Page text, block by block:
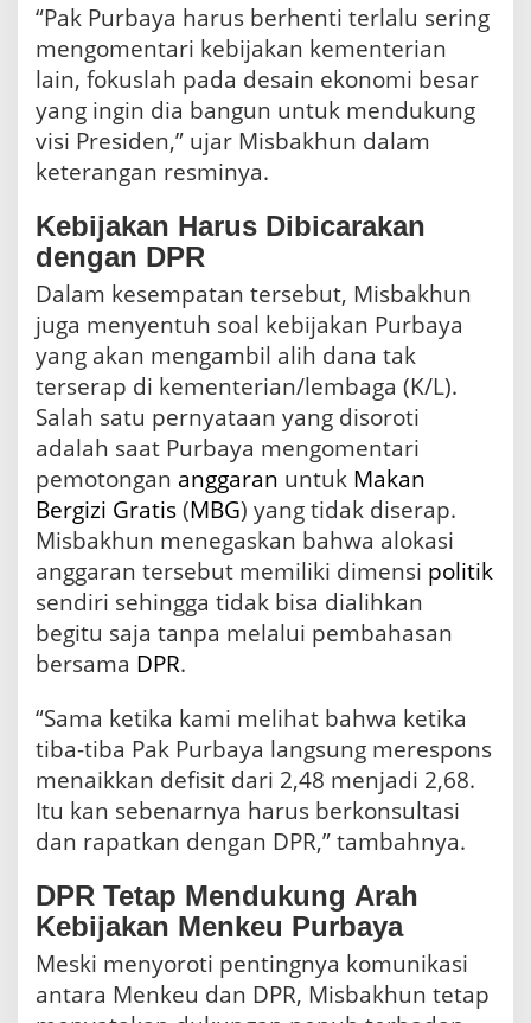
“Pak Purbaya harus berhenti terlalu sering
mengomentari kebijakan kementerian
lain, fokuslah pada desain ekonomi besar
yang ingin dia bangun untuk mendukung
visi Presiden,” ujar Misbakhun dalam
keterangan resminya.
Kebijakan Harus Dibicarakan
dengan DPR
Dalam kesempatan tersebut, Misbakhun
juga menyentuh soal kebijakan Purbaya
yang akan mengambil alih dana tak
terserap di kementerian/lembaga (K/L).
Salah satu pernyataan yang disoroti
adalah saat Purbaya mengomentari
pemotongan anggaran untuk Makan
Bergizi Gratis(MBG) yang tidak diserap.
Misbakhun menegaskan bahwa alokasi
anggaran tersebut memiliki dimensi politik
sendiri sehingga tidak bisa dialihkan
begitu saja tanpa melalui pembahasan
bersama DPR.
“Sama ketika kami melihat bahwa ketika
tiba-tiba Pak Purbaya langsung merespons
menaikkan defisit dari 2,48 menjadi 2,68.
Itu kan sebenarnya harus berkonsultasi
dan rapatkan dengan DPR,” tambahnya.
DPR Tetap Mendukung Arah
Kebijakan Menkeu Purbaya
Meski menyoroti pentingnya komunikasi
antara Menkeu dan DPR, Misbakhun tetap